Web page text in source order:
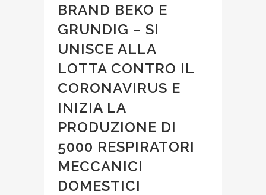
BRAND BEKO E
GRUNDIG – SI
UNISCE ALLA
LOTTA CONTRO IL
CORONAVIRUS E
INIZIA LA
PRODUZIONE DI
5000 RESPIRATORI
MECCANICI
DOMESTICI